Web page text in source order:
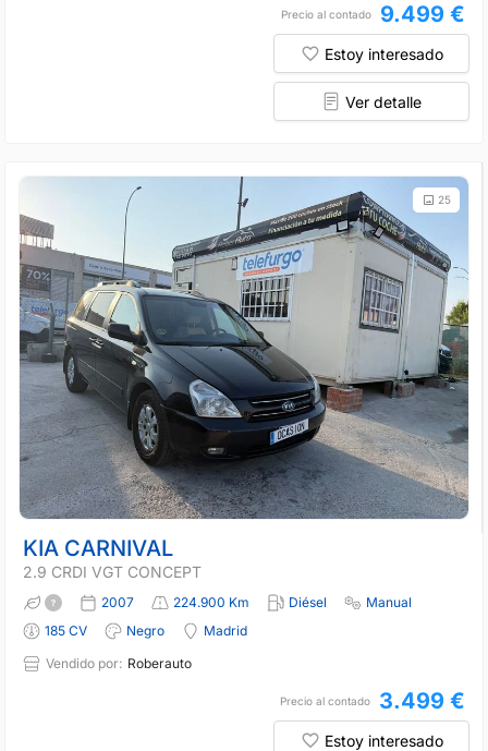
Precio al contado 9.499 €
Estoy interesado
Ver detalle
25
KIA CARNIVAL
2.9 CRDI VGT CONCEPT
2007 224.900 Km Diésel
Manual
185 CV
Negro
Madrid
Vendido por: Roberauto
Precio al contado 3.499 €
Estoy interesado